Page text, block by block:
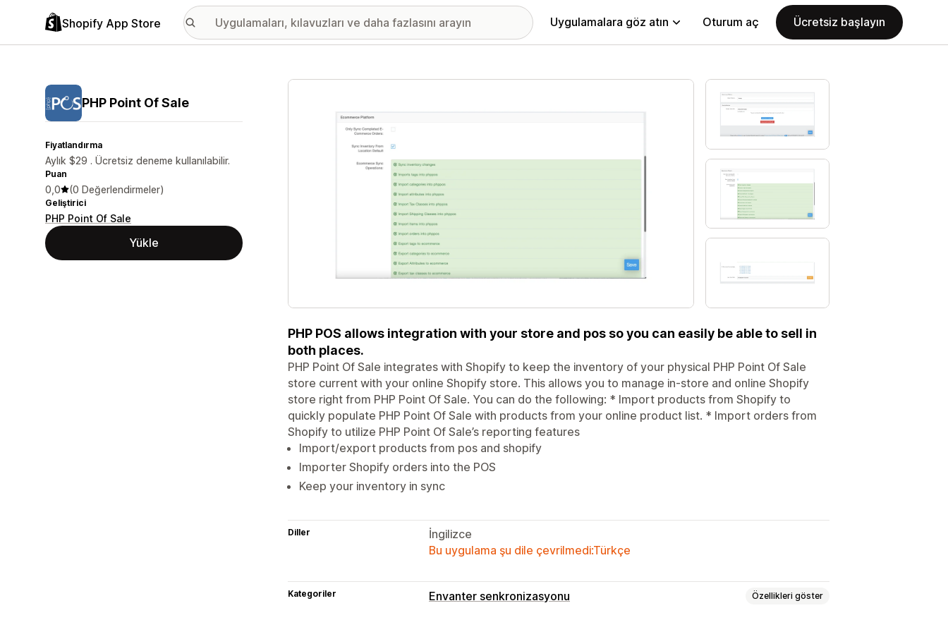
Shopify App Store Uygulamalara göz atın Oturum aç Ücretsiz başlayın
PHP Point Of Sale
Fiyatlandırma
Aylık $29 . Ücretsiz deneme kullanılabilir.
Puan
0,0 (0 Değerlendirmeler)
Geliştirici
PHP Point Of Sale
Yükle
Öne çıkan görsel galerisi
PHP POS allows integration with your store and pos so you can easily be able to sell in
both places.
PHP Point Of Sale integrates with Shopify to keep the inventory of your physical PHP Point Of Sale
store current with your online Shopify store. This allows you to manage in-store and online Shopify
store right from PHP Point Of Sale. You can do the following: * Import products from Shopify to
quickly populate PHP Point Of Sale with products from your online product list. * Import orders from
Shopify to utilize PHP Point Of Sale’s reporting features
Import/export products from pos and shopify
Importer Shopify orders into the POS
Keep your inventory in sync
Diller
İngilizce
Bu uygulama şu dile çevrilmedi:Türkçe
Kategoriler Envanter senkronizasyonu Özellikleri göster